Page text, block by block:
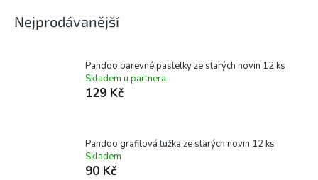
Nejprodávanější
Pandoo barevné pastelky ze starých novin 12 ks
Skladem u partnera
129 Kč
Pandoo grafitová tužka ze starých novin 12 ks
Skladem
90 Kč